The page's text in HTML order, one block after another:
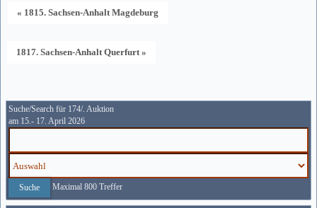
« 1815. Sachsen-Anhalt Magdeburg
1817. Sachsen-Anhalt Querfurt »
Suche/Search für 174/. Auktion
am 15.- 17. April 2026
Maximal 800 Treffer